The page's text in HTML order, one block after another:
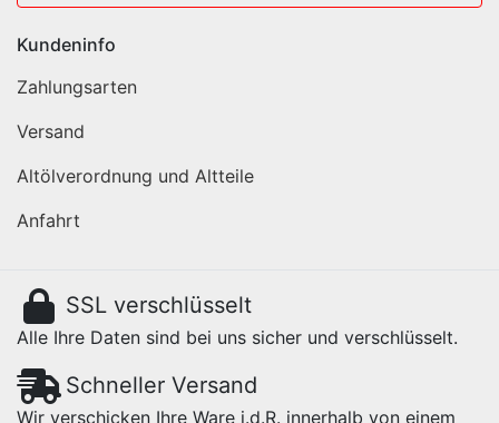
Kundeninfo
Zahlungsarten
Versand
Altölverordnung und Altteile
Anfahrt
SSL verschlüsselt
Alle Ihre Daten sind bei uns sicher und verschlüsselt.
Schneller Versand
Wir verschicken Ihre Ware i.d.R. innerhalb von einem